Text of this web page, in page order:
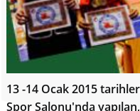
13 -14 Ocak 2015
Spor Salonu'nda